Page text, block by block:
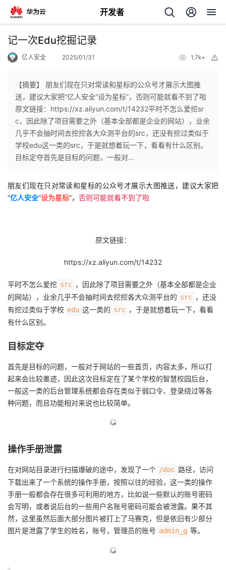
开发者
返
个
人
页
我
开
的
客
我
论
坛
的
圈
子
我
的
直
我
的
我
开
发
者
Programs
的
支
持
记一次Edu挖掘记录
亿人安全 2025/01/31 1.7k+
【摘要】 朋友们现在只对常读和星标的公众号才展示大图推
送，建议大家把“亿人安全“设为星标”，否则可能就看不到了啦
原文链接：https://xz.aliyun.com/t/14232平时不怎么爱挖sr
c，因此除了项目需要之外（基本全部都是企业的网站），业余
几乎不会抽时间去挖挖各大众测平台的src，还没有挖过类似于
学校edu这一类的src，于是就想着玩一下，看看有什么区别。
目标定夺首先是目标的问题，一般对...
朋友们现在只对常读和星标的公众号才展示大图推送，建议大家把
“亿人安全“设为星标”， 否则可能就看不到了啦
原文链接：
https://xz.aliyun.com/t/14232
平时不怎么爱挖 src ，因此除了项目需要之外（基本全部都是企业
的网站），业余几乎不会抽时间去挖挖各大众测平台的 src ，还没
有挖过类似于学校 edu 这一类的 src ，于是就想着玩一下，看看
有什么区别。
目标定夺
首先是目标的问题，一般对于网站的一些首页，内容太多，所以打
起来会比较墨迹，因此这次目标定在了某个学校的智慧校园后台，
一般这一类的后台管理系统都会存在类似于弱口令、登录绕过等各
种问题，而且功能相对来说也比较简单。
操作手册泄露
在对网站目录进行扫描爆破的途中，发现了一个 /doc 路径，访问
下载出来了一个系统的操作手册，按照以往的经验，这一类的操作
手册一般都会存在很多可利用的地方，比如说一些默认的账号密码
会写明，或者说后台的一些用户名账号密码可能会被泄露。果不其
然，这里虽然后面大部分图片被打上了马赛克，但是依旧有少部分
图片是泄露了学生的姓名，账号，管理员的账号 admin_g 等。